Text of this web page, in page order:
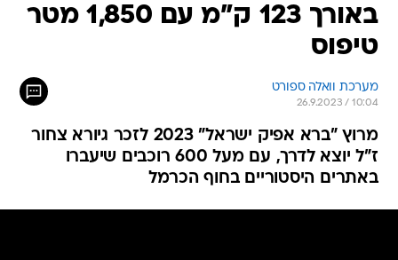
באורך 123 ק"מ עם 1,850 מטר
טיפוס
מערכת וואלה ספורט
26.9.2023 / 10:04
מרוץ "ברא אפיק ישראל" 2023 לזכר גיורא צחור
ז"ל יוצא לדרך, עם מעל 600 רוכבים שיעברו
באתרים היסטוריים בחוף הכרמל